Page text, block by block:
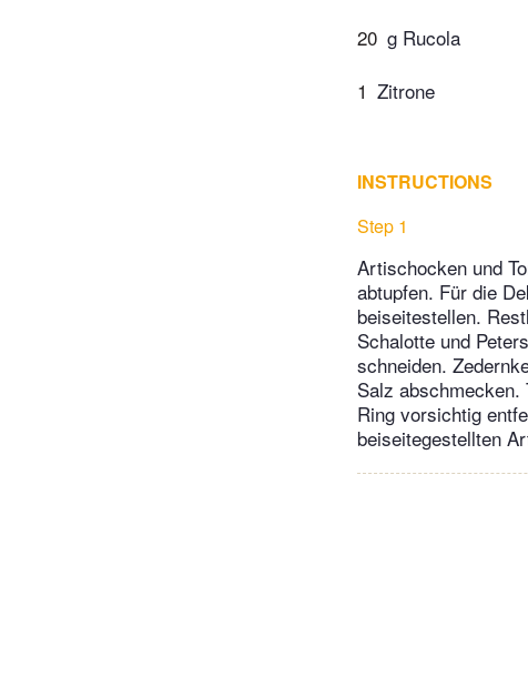
20 g Rucola
1 Zitrone
INSTRUCTIONS
Step 1
Artischocken und
abtupfen. Für die
beiseitestellen.
Schalotte und
schneiden.
Salz
Ring vorsichtig
beiseitegestellten